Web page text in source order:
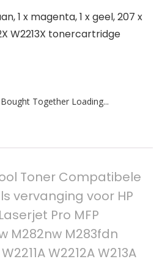
1 x magenta, 1 x geel, 207 x
W2213X tonercartridge
Together Loading...
Toner Compatibele
vervanging voor HP
Pro MFP
M282nw M283fdn
W2212A W213A